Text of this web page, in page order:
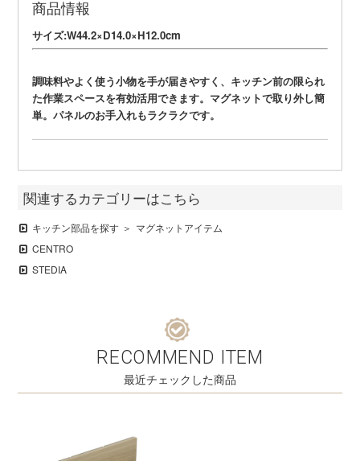
商品情報
サイズ:W44.2×D14.0×H12.0cm
調味料やよく使う小物を手が届きやすく、キッチン前の限られ
た作業スペースを有効活用できます。マグネットで取り外し簡
単。パネルのお手入れもラクラクです。
関連するカテゴリーはこちら
キッチン部品を探す
マグネットアイテム
CENTRO
STEDIA
RECOMMEND ITEM
最近チェックした商品